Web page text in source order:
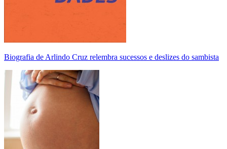
Biografia de Arlindo Cruz relembra sucessos e deslizes do sambista